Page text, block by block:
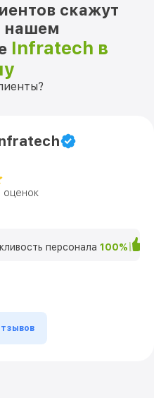
скажут
нашем
Infratech в
оценок
персонала 100%